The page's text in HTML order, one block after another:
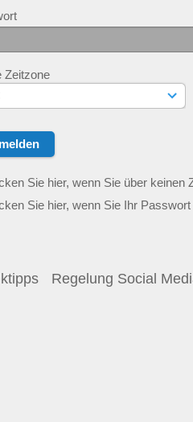
Zeitzone
Sie hier, wenn Sie über keinen
Sie hier, wenn Sie Ihr
Regelung Social